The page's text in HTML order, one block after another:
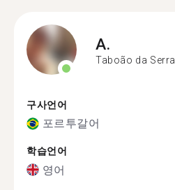
A.
Taboão da Serra
구사언어
포르투갈어
학습언어
영어